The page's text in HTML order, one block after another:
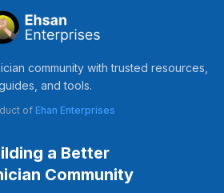
community with trusted resources,
and tools.
of Ehan Enterprises
a Better
Community